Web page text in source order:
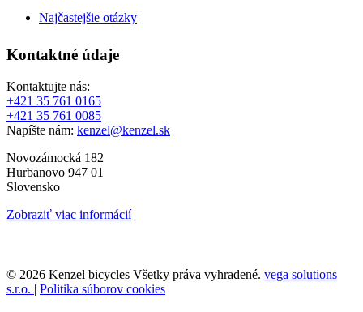
Najčastejšie otázky
Kontaktné údaje
Kontaktujte nás:
+421 35 761 0165
+421 35 761 0085
Napíšte nám: kenzel@kenzel.sk
Novozámocká 182
Hurbanovo 947 01
Slovensko
Zobraziť viac informácií
© 2026 Kenzel bicycles Všetky práva vyhradené. vega solutions
s.r.o. | Politika súborov cookies